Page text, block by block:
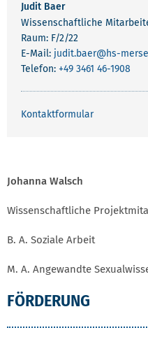
Judit Baer
Wissenschaftliche
Raum: F/2/22
E-Mail: judit.baer@hs-
Telefon: +49 3461 46-1908
Kontaktformular
Johanna Walsch
Wissenschaftliche
B. A. Soziale Arbeit
M. A. Angewandte
FÖRDERUNG